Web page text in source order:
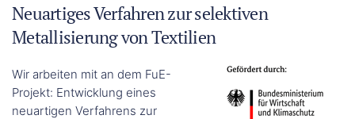
Neuartiges Verfahren zur selektiven
Metallisierung von Textilien
Wir arbeiten mit an dem FuE-
Projekt: Entwicklung eines
neuartigen Verfahrens zur